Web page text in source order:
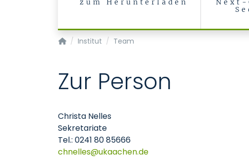
zum Herunterladen
Next-
Institut für Pathologie
Institut Team
Zur Person
Christa Nelles
Sekretariate
Tel.: 0241 80 85666
chnelles
ukaachende